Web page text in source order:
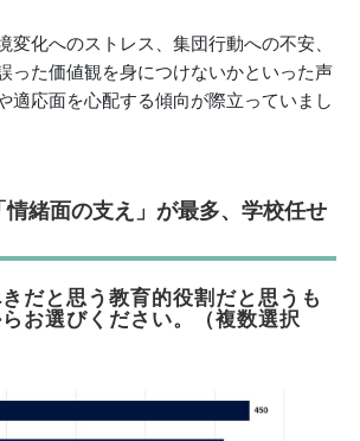
変化へのストレス、集団行動への不安、
った価値観を身につけないかといった声
適応面を心配する傾向が際立っていまし
緒面の支え」が最多、学校任せ
だと思う教育的役割だと思うも
お選びください。（複数選択